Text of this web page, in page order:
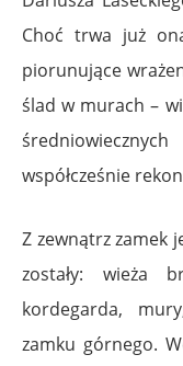
Choć trwa już
piorunujące
ślad w murach –
współcześnie
Z zewnątrz zamek
zostały: wieża
kordegarda,
zamku górnego.